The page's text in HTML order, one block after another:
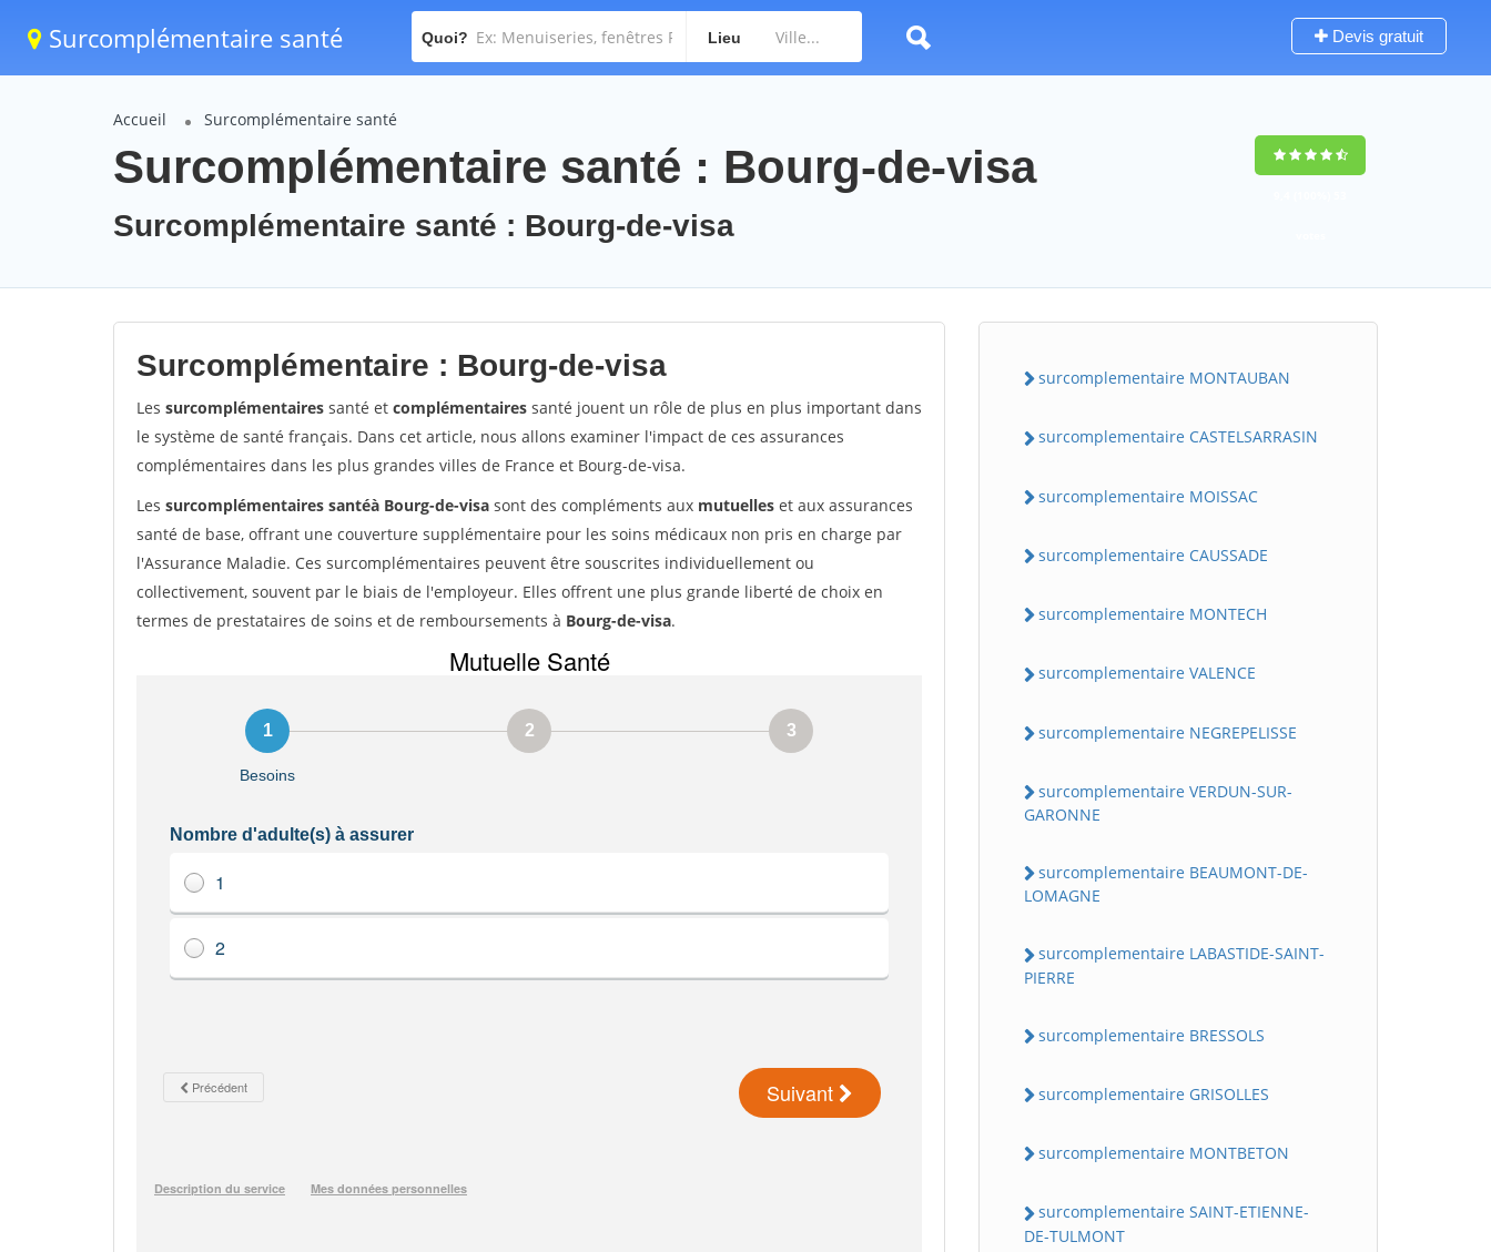
Surcomplémentaire santé Quoi? Lieu Devis gratuit
Accueil Surcomplémentaire santé
Surcomplémentaire santé : Bourg-de-visa
Surcomplémentaire santé : Bourg-de-visa
Surcomplémentaire : Bourg-de-visa
Les surcomplémentaires santé et complémentaires santé jouent un rôle de plus en plus important dans
le système de santé français. Dans cet article, nous allons examiner l'impact de ces assurances
complémentaires dans les plus grandes villes de France et Bourg-de-visa.
Les surcomplémentaires santéà Bourg-de-visa sont des compléments aux mutuelles et aux assurances
santé de base, offrant une couverture supplémentaire pour les soins médicaux non pris en charge par
l'Assurance Maladie. Ces surcomplémentaires peuvent être souscrites individuellement ou
collectivement, souvent par le biais de l'employeur. Elles offrent une plus grande liberté de choix en
termes de prestataires de soins et de remboursements à Bourg-de-visa.
surcomplementaire MONTAUBAN
surcomplementaire CASTELSARRASIN
surcomplementaire MOISSAC
surcomplementaire CAUSSADE
surcomplementaire MONTECH
surcomplementaire VALENCE
surcomplementaire NEGREPELISSE
surcomplementaire VERDUN-SUR-
GARONNE
surcomplementaire BEAUMONT-DE-
LOMAGNE
surcomplementaire LABASTIDE-SAINT-
PIERRE
surcomplementaire BRESSOLS
surcomplementaire GRISOLLES
surcomplementaire MONTBETON
surcomplementaire SAINT-ETIENNE-
DE-TULMONT